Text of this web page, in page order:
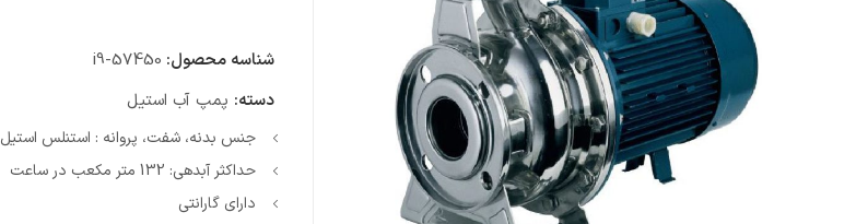
شناسه محصول: i9-57450
دسته: پمپ آب استیل
جنس بدنه، شفت، پروانه : استنلس استیل
حداکثر آبدهی: 132 متر مکعب در ساعت
دارای گارانتی